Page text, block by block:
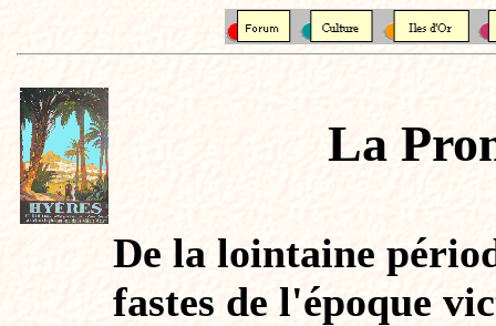
La
De la lointaine
fastes de l'époque